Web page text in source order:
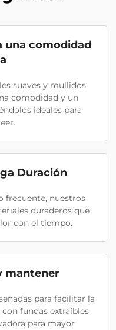
una comodidad
suaves y mullidos,
comodidad y un
ideales para
Duración
frecuente, nuestros
duraderos que
con el tiempo.
mantener
para facilitar la
fundas extraíbles
para mayor